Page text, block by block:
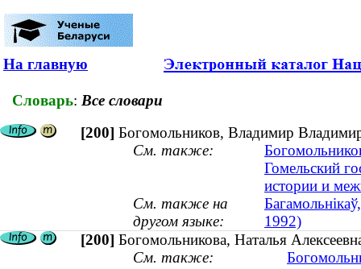
На главную
Словарь: Все словари
[200] Богомольников, Владимир
См. также:
Гомельский
истории и
См. также на
другом языке:
1992)
[200] Богомольникова, Наталья
См. также: